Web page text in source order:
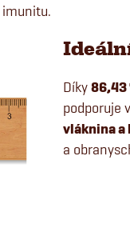
Díky86,43
podporuje
vláknina
a